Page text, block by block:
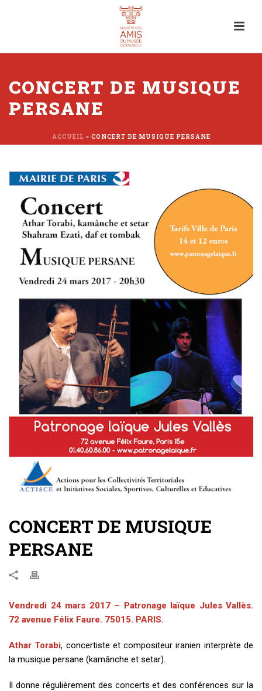
CONCERT DE MUSIQUE
PERSANE
ACCUEIL » CONCERT DE MUSIQUE PERSANE
CONCERT DE MUSIQUE
PERSANE
Vendredi 24 mars 2017 – Patronage laïque Jules Vallès.
72 avenue Félix Faure. 75015. PARIS.
Athar Torabi, concertiste et compositeur iranien interprète de
la musique persane (kamânche et setar).
Il donne régulièrement des concerts et des conférences sur la